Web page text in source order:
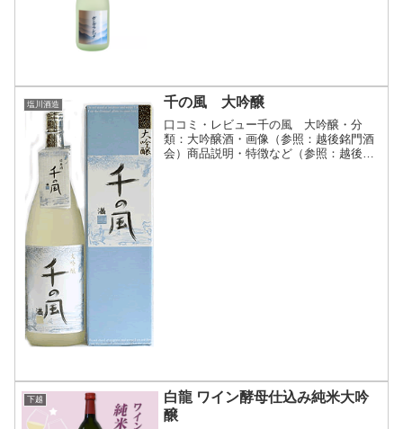
塩川酒造 千の風 大吟醸
口コミ・レビュー千の風 大吟醸・分
類：大吟醸酒・画像（参照：越後銘門酒
会）商品説明・特徴など（参照：越後銘
下越
白龍 ワイン酵母仕込み純米大吟
醸